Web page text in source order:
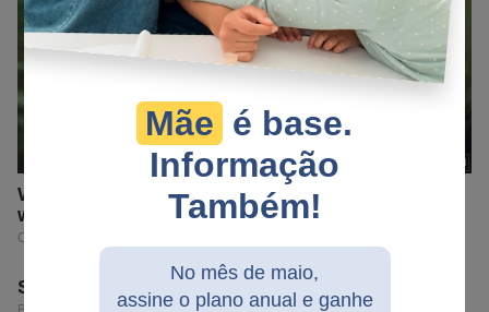
Mãe é base.
Informação
Também!
No mês de maio,
assine o plano anual e ganhe